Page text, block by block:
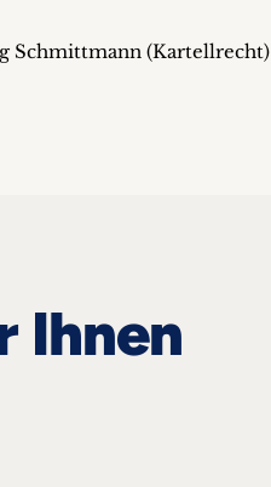
Schmittmann (Kartellrecht)
Ihnen